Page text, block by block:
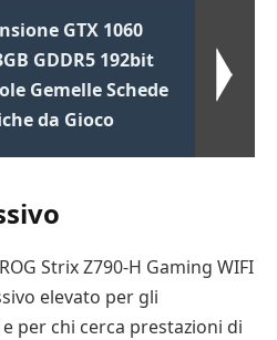
GTX 1060
GDDR5 192bit
Gemelle Schede
da Gioco
Strix Z790-H Gaming WIFI
elevato per gli
per chi cerca prestazioni di